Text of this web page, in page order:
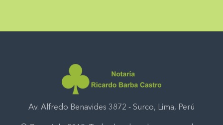
Av. Alfredo Benavides 3872 - Surco, Lima, Perú